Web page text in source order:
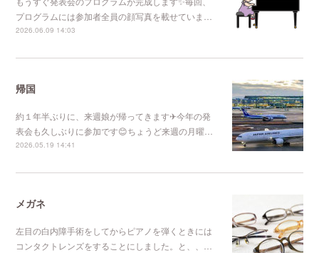
プログラムには参加者全員の顔写真を載せていま…
2026.06.09 14:03
帰国
約１年半ぶりに、来週娘が帰ってきます✈今年の発
表会も久しぶりに参加です😊ちょうど来週の月曜…
2026.05.19 14:41
メガネ
左目の白内障手術をしてからピアノを弾くときには
コンタクトレンズをすることにしました。と、、…